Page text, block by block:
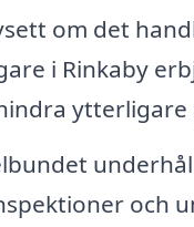
om det
i Rinkaby
ytterligare
och